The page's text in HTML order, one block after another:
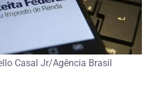
Casal Jr/Agência Brasil